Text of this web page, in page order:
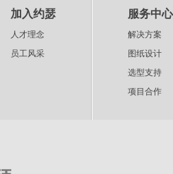
加入约瑟
人才理念
员工风采
服务中心
解决方案
图纸设计
选型支持
项目合作